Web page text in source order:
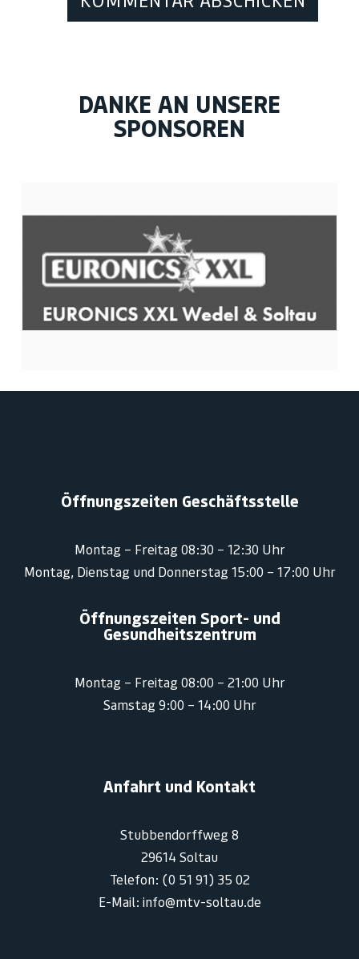
DANKE AN UNSERE
SPONSOREN
Öffnungszeiten Geschäftsstelle
Montag – Freitag 08:30 – 12:30 Uhr
Montag, Dienstag und Donnerstag 15:00 – 17:00 Uhr
Öffnungszeiten Sport- und
Gesundheitszentrum
Montag – Freitag 08:00 – 21:00 Uhr
Samstag 9:00 – 14:00 Uhr
Anfahrt und Kontakt
Stubbendorffweg 8
29614 Soltau
Telefon: (0 51 91) 35 02
E-Mail: info@mtv-soltau.de